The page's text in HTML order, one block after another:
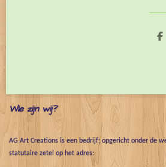
D
Wie zijn wij?
AG Art Creations is een bedrijf; opgericht onder de
statutaire zetel op het adres: